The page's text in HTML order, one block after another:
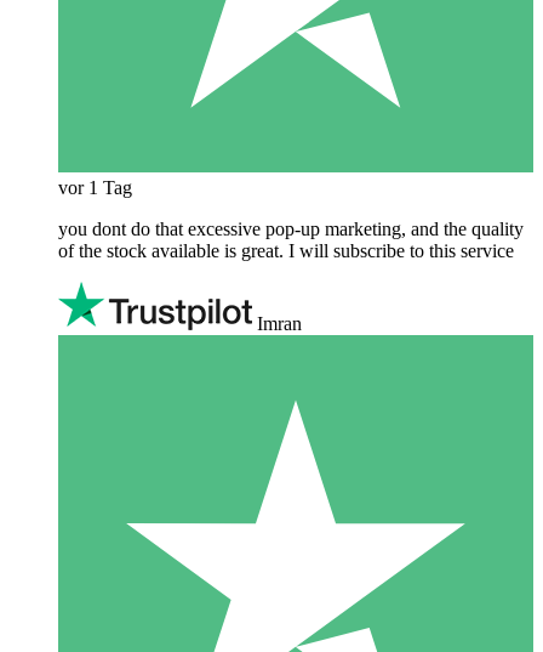
vor 1 Tag
you dont do that excessive pop-up marketing, and the quality
of the stock available is great. I will subscribe to this service
Imran